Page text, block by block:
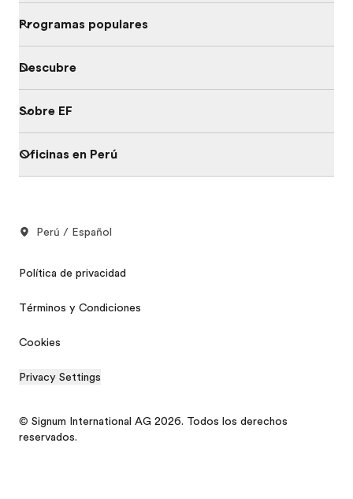
Programas populares
Descubre
Sobre EF
Oficinas en Perú
Perú / Español
Política de privacidad
Términos y Condiciones
Cookies
Privacy Settings
© Signum International AG 2026. Todos los derechos
reservados.